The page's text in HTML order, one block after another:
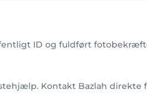
ID og fuldført
Kontakt Bazlah